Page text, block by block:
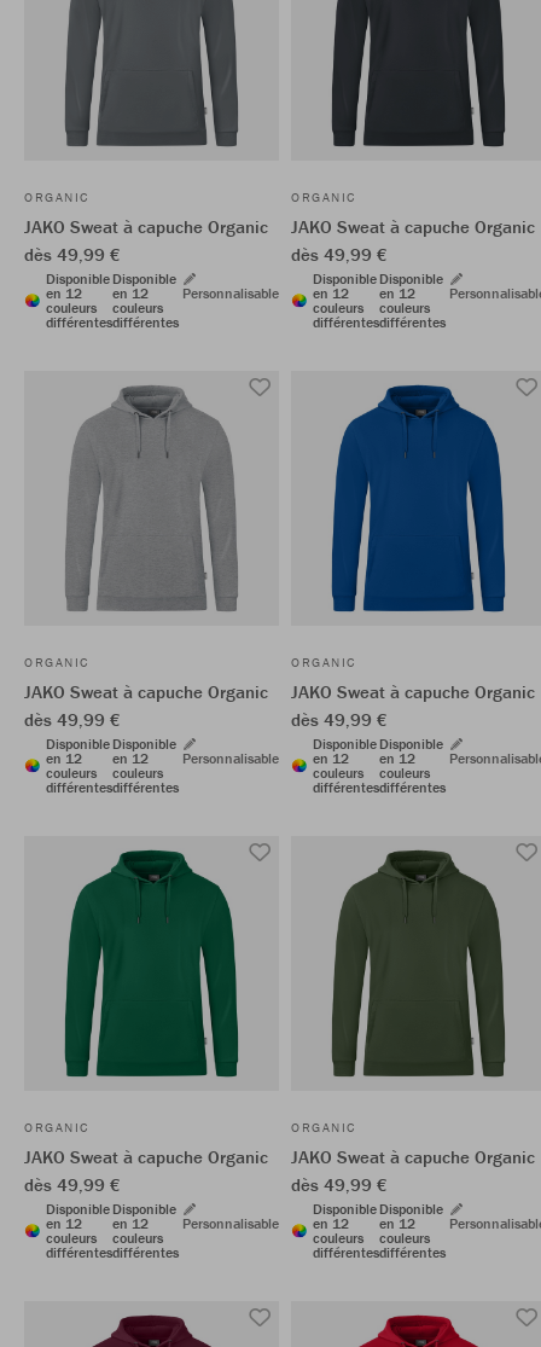
ORGANIC
JAKO Sweat à capuche Organic
dès 49,99 €
Disponible
en 12
couleurs
différentes
Disponible
en 12
couleurs
différentes
Personnalisable
ORGANIC
JAKO Sweat à capuche Organic
dès 49,99 €
Disponible
en 12
couleurs
différentes
Disponible
en 12
couleurs
différentes
ORGANIC
JAKO Sweat à capuche Organic
dès 49,99 €
Disponible
en 12
couleurs
différentes
Disponible
en 12
couleurs
différentes
Personnalisable
ORGANIC
JAKO Sweat à capuche Organic
dès 49,99 €
Disponible
en 12
couleurs
différentes
Disponible
en 12
couleurs
différentes
ORGANIC
JAKO Sweat à capuche Organic
dès 49,99 €
Disponible
en 12
couleurs
différentes
Disponible
en 12
couleurs
différentes
Personnalisable
ORGANIC
JAKO Sweat à capuche Organic
dès 49,99 €
Disponible
en 12
couleurs
différentes
Disponible
en 12
couleurs
différentes